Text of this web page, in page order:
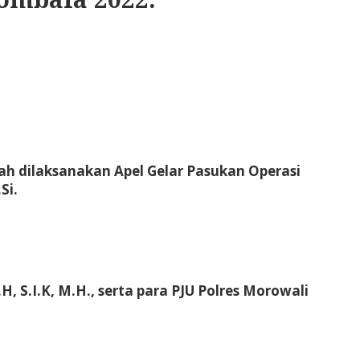
dilaksanakan Apel Gelar Pasukan Operasi
S.I.K, M.H., serta para PJU Polres Morowali